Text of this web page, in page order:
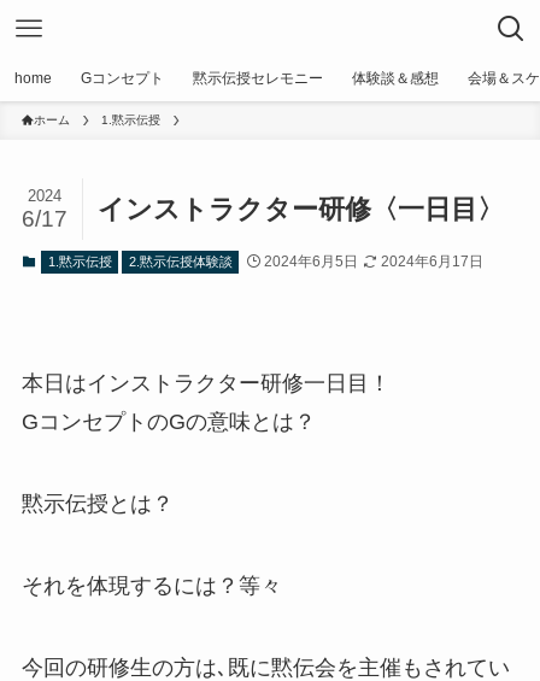
home Gコンセプト 黙示伝授セレモニー 体験談＆感想 会場＆ス
ホーム 1.黙示伝授
インストラクター研修〈一日目〉
2024
6/17
1.黙示伝授 2.黙示伝授体験談 2024年6月5日 2024年6月17日
本日はインストラクター研修一日目！
GコンセプトのGの意味とは？
黙示伝授とは？
それを体現するには？等々
今回の研修生の方は､既に黙伝会を主催もされてい